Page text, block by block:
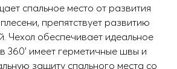
спальное место от развития
препятствует развитию
Чехол обеспечивает идеальное
360' имеет герметичные швы и
защиту спального места со